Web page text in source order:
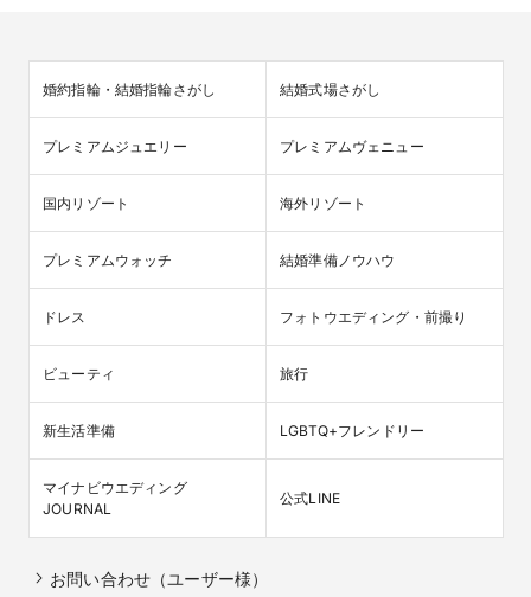
婚約指輪・結婚指輪さがし 結婚式場さがし
プレミアムジュエリー プレミアムヴェニュー
国内リゾート 海外リゾート
プレミアムウォッチ 結婚準備ノウハウ
ドレス フォトウエディング・前撮り
ビューティ 旅行
新生活準備 LGBTQ+フレンドリー
マイナビウエディング
JOURNAL
公式LINE
お問い合わせ（ユーザー様）